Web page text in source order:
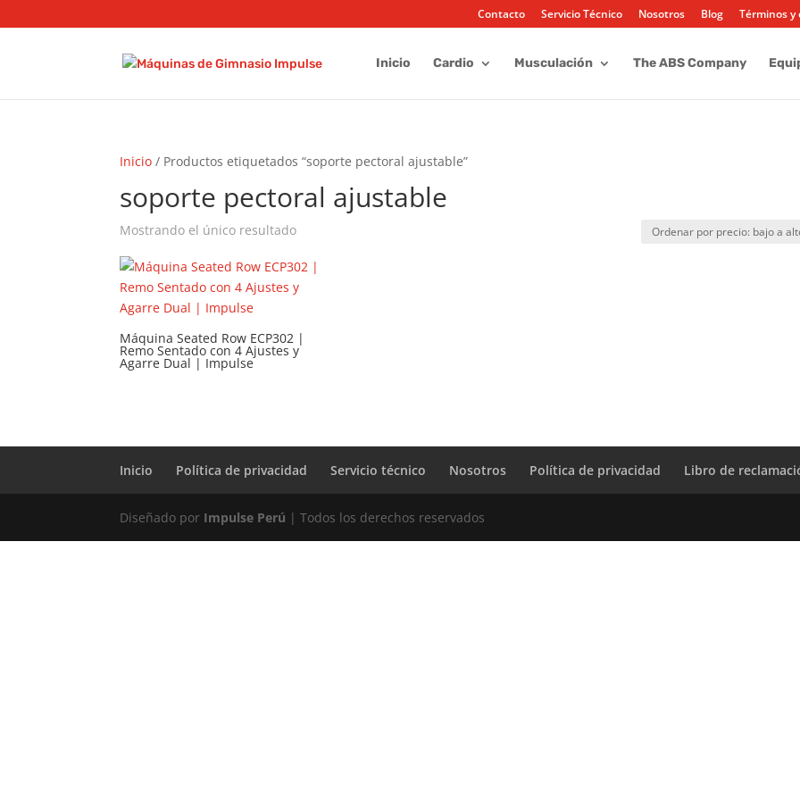
Contacto Servicio Técnico Nosotros Blog Términos y
Inicio Cardio Musculación The ABS Company
Inicio / Productos etiquetados “soporte pectoral ajustable”
soporte pectoral ajustable
Mostrando el único resultado
Máquina Seated Row ECP302 |
Remo Sentado con 4 Ajustes y
Agarre Dual | Impulse
Inicio Política de privacidad Servicio técnico Nosotros Política de privacidad Libro de
Diseñado por Impulse Perú | Todos los derechos reservados